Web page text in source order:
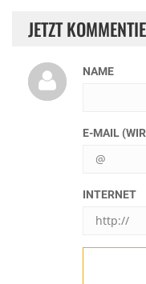
JETZT
NAME
E-MAIL
INTERNET